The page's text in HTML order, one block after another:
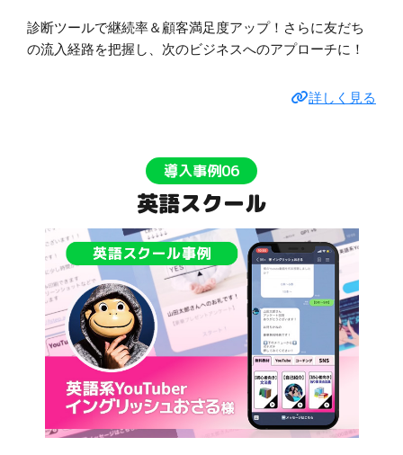
診断ツールで継続率＆顧客満足度アップ！さらに友だち
の流入経路を把握し、次のビジネスへのアプローチに！
詳しく見る
導入事例06
英語スクール